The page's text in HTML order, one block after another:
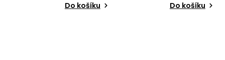
Do košíku Do košíku